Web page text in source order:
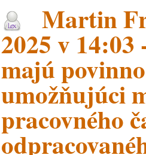
Martin
2025 v
majú
umožňujúci
pracovného